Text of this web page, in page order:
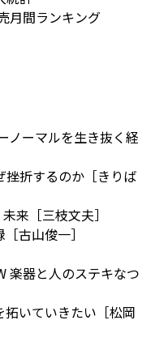
月間ランキング
ノーマルを生き抜く経
挫折するのか［きりば
来［三枝文夫］
古山俊一］
楽器と人のステキなつ
拓いていきたい［松岡